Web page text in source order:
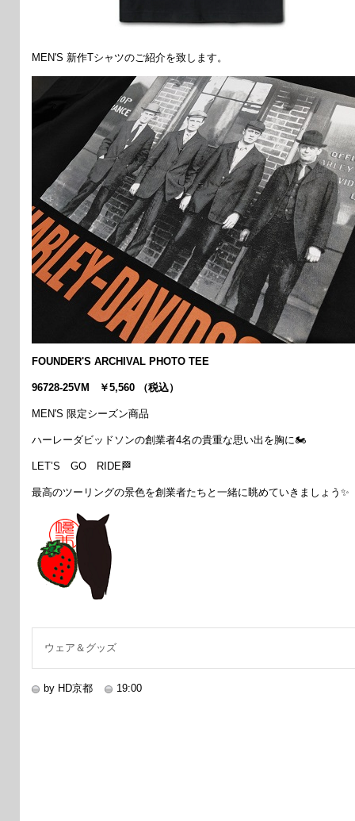
MEN'S 新作Tシャツのご紹介を致します。
FOUNDER'S ARCHIVAL PHOTO TEE
96728-25VM ￥5,560 （税込）
MEN'S 限定シーズン商品
ハーレーダビッドソンの創業者4名の貴重な思い出を胸に🏍
LET’S GO RIDE🏁
最高のツーリングの景色を創業者たちと一緒に眺めていきましょう✨
ウェア＆グッズ
by HD京都 19:00